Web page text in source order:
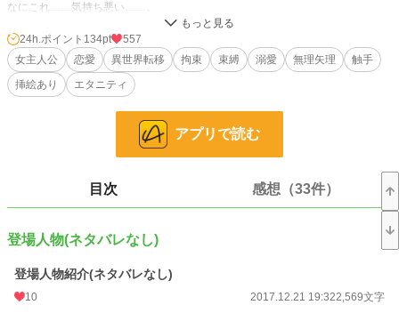
なにこれ……気持ち悪い……。
私は布団に潜り込み、必死に嗚咽感に堪えていると、突然私の体がフワッと浮く
感覚に襲われた……。
頭痛が激しくなり、荒く息を繰り返す中、私の意識はプツリっと途切れた。
次に目覚めると、私は見たこともない部屋に横たわっていた。
※84話で第二章完結致します。
※162話で第三章完結致します。
※356話で第五章完結致します。
《イラストは@tamagokikaku様(Twitter)より提供して頂きました》
短編で投稿しておりました、〇〇×私の連載版となります。
(俺様王子×私・ドS魔導士×私・ヤンデレ騎士×私・年上医師×私)
24h.ポイント 134pt
557
女主人公
恋愛 異世界転移 拘束 束縛 溺愛 無理矢理
触手
挿絵あり
エタニティ
アプリで読む
目次 感想（33件）
登場人物(ネタバレなし)
登場人物紹介(ネタバレなし)
10 2017.12.21 19:322,569文字